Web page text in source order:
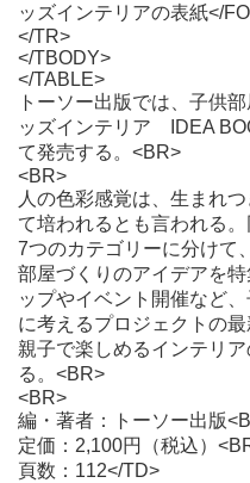
ッズインテリアの表紙</
</TR>
</TBODY>
</TABLE>
トーソー出版では、子供
ッズインテリア IDEA
て発売する。<BR>
<BR>
人の色彩感覚は、生まれ
て培われるとも言われる
7つのカテゴリーに分けて
部屋づくりのアイデアを
ップやイベント開催など
に考えるプロジェクトの
親子で楽しめるインテリ
る。<BR>
<BR>
編・著者：トーソー出版
定価：2,100円（税込）
頁数：112</TD>